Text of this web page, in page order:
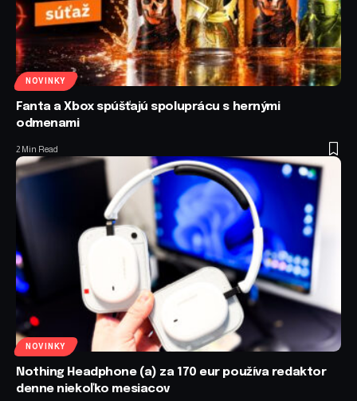
NOVINKY
Fanta a Xbox spúšťajú spoluprácu s hernými
odmenami
2 Min Read
NOVINKY
Nothing Headphone (a) za 170 eur používa redaktor
denne niekoľko mesiacov